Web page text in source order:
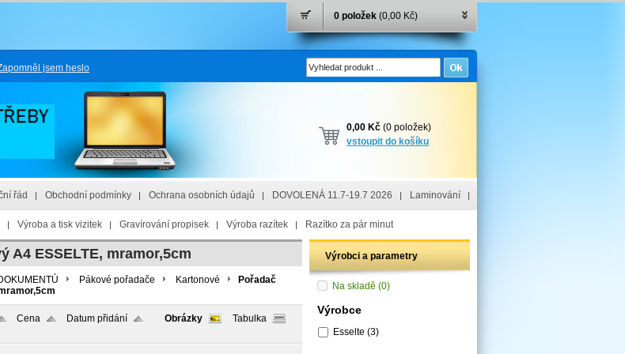
0 položek (0,00 Kč)
jsem heslo
0,00 Kč (0 položek)
vstoupit do košíku
řád Obchodní podmínky Ochrana osobních údajů DOVOLENÁ 11.7-19.7 2026 Laminování
Výroba a tisk vizitek Gravírování propisek Výroba razítek Razítko za pár minut
A4 ESSELTE, mramor,5cm
Pákové pořadače Kartonové
Pořadač
Cena
Datum přidání
Obrázky Tabulka
Výrobci a parametry
Na skladě (0)
Výrobce
Esselte (3)